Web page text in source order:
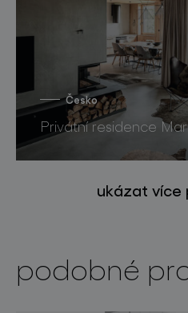
Česko
Privátní residence
ukázat více
podobné